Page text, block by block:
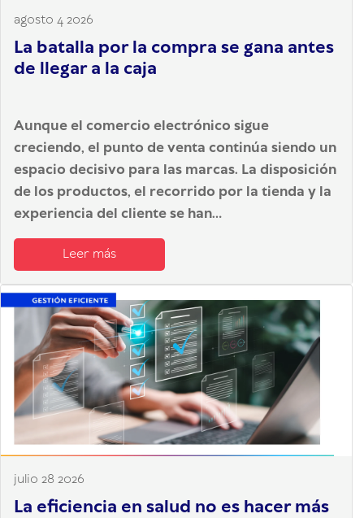
agosto 4 2026
La batalla por la compra se gana antes
de llegar a la caja
Aunque el comercio electrónico sigue
creciendo, el punto de venta continúa siendo un
espacio decisivo para las marcas. La disposición
de los productos, el recorrido por la tienda y la
experiencia del cliente se han...
Leer más
julio 28 2026
La eficiencia en salud no es hacer más